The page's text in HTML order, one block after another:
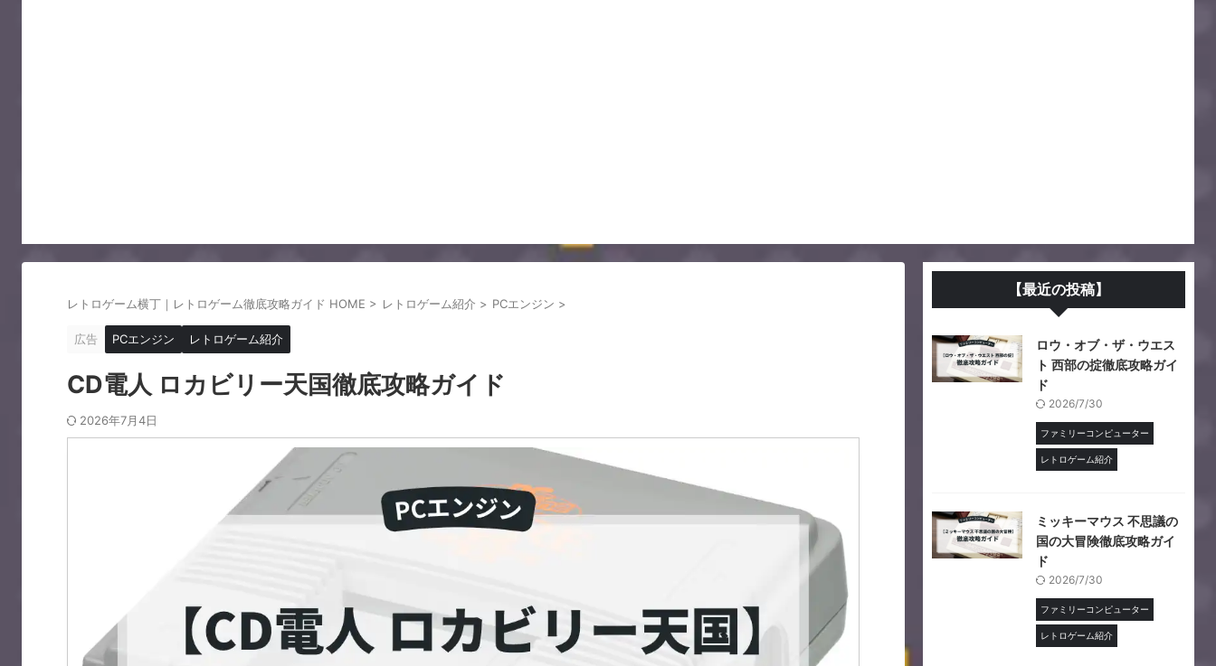
レトロゲーム横丁｜レトロゲーム徹底攻略ガイド HOME > レトロゲーム紹介 > PCエンジン >
広告 PCエンジン レトロゲーム紹介
CD電人 ロカビリー天国徹底攻略ガイド
2026年7月4日
【最近の投稿】
ロウ・オブ・ザ・ウエス
ト 西部の掟徹底攻略ガイ
ド
2026/7/30
ファミリーコンピューター
レトロゲーム紹介
ミッキーマウス 不思議の
国の大冒険徹底攻略ガイ
ド
2026/7/30
ファミリーコンピューター
レトロゲーム紹介